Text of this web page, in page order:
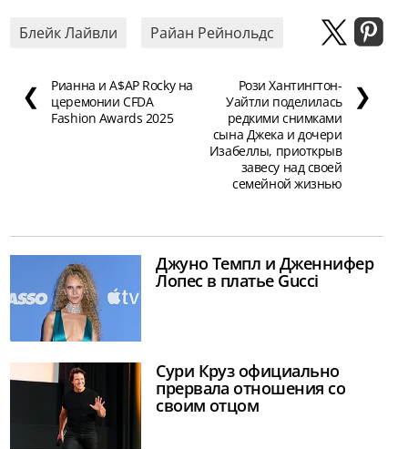
Блейк Лайвли Райан Рейнольдс
❮
Рианна и A$AP Rocky на
церемонии CFDA
Fashion Awards 2025
Рози Хантингтон-
Уайтли поделилась
редкими снимками
сына Джека и дочери
Изабеллы, приоткрыв
завесу над своей
семейной жизнью
❯
Джуно Темпл и Дженнифер
Лопес в платье Gucci
Сури Круз официально
прервала отношения со
своим отцом